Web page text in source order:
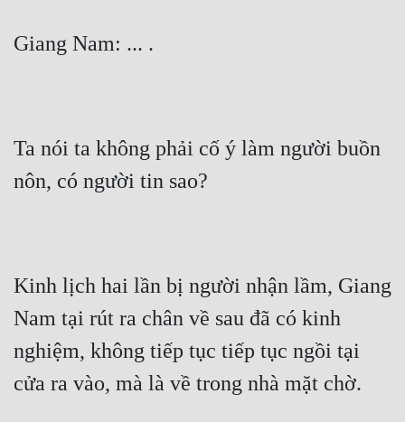
Giang Nam: ... .
Ta nói ta không phải cố ý làm người buồn
nôn, có người tin sao?
Kinh lịch hai lần bị người nhận lầm, Giang
Nam tại rút ra chân về sau đã có kinh
nghiệm, không tiếp tục tiếp tục ngồi tại
cửa ra vào, mà là về trong nhà mặt chờ.